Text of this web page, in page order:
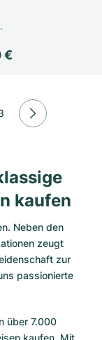
€
kaufen
Neben den
zeugt
zur
passionierte
über 7.000
kaufen. Mit